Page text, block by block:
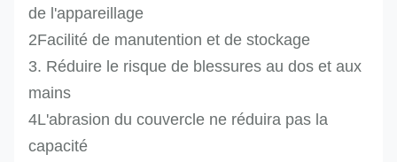
Ressources
pour la
mise en
œuvre
Ressources
pour la
4
32
de l'appareillage
2Facilité de manutention et de stockage
3. Réduire le risque de blessures au dos et aux
mains
4L'abrasion du couvercle ne réduira pas la
capacité